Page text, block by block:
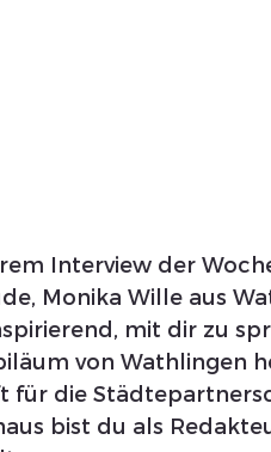
Interview der
Monika Wille aus
mit dir zu
von Wathlingen
für die
bist du als